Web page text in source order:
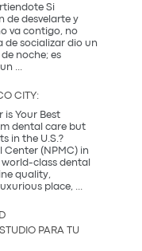
y
la
Tradición
Si
de desvelarte y
va contigo, no
de socializar dio un
de noche; es
...
una
Party?
Descubre
la
tendencia
más
saludable
del
CITY:
is Your Best
dental care but
in the U.S.?
Center (NPMC) in
class dental
quality,
place,
PARA TU